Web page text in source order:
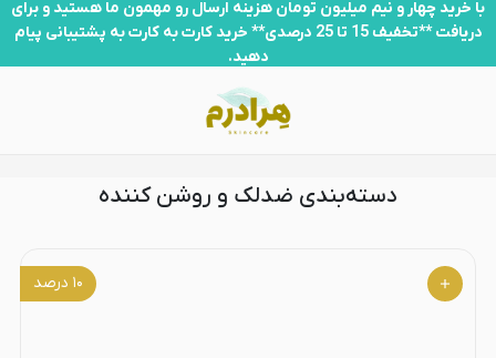
ضدلک و روشن کننده
با خرید چهار و نیم میلیون تومان هزینه ارسال رو مهمون ما هستید و برای
دریافت **تخفیف 15 تا 25 درصدی** خرید کارت به کارت به پشتیبانی پیام
دهید.
دسته‌بندی ضدلک و روشن کننده
۱۰ درصد